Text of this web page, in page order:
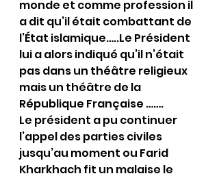
monde et comme profession il
a dit qu’il était combattant de
l’État islamique…..Le Président
lui a alors indiqué qu’il n’était
pas dans un théâtre religieux
mais un théâtre de la
République Française …….
Le président a pu continuer
l’appel des parties civiles
jusqu’au moment ou Farid
Kharkhach fit un malaise le